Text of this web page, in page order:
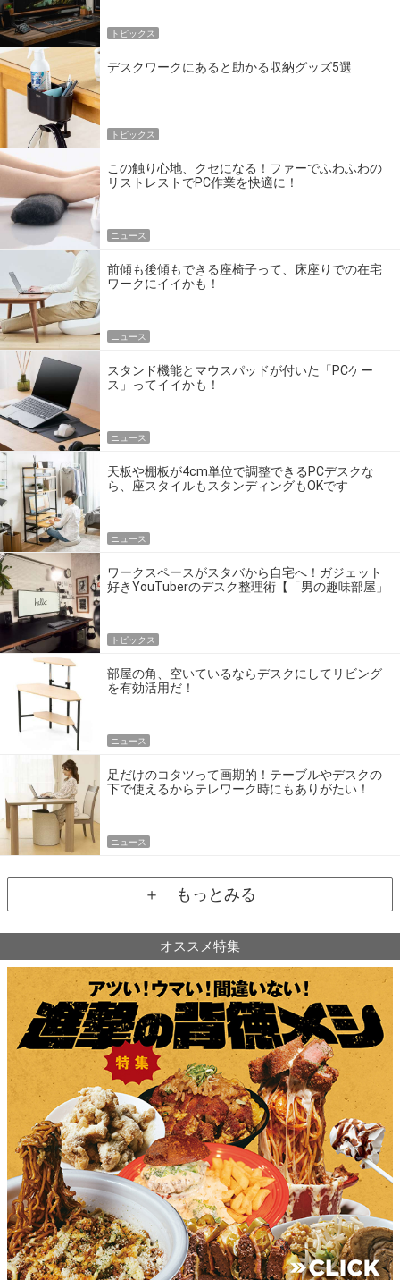
トピックス
デスクワークにあると助かる収納グッズ5選
トピックス
この触り心地、クセになる！ファーでふわふわの
リストレストでPC作業を快適に！
ニュース
前傾も後傾もできる座椅子って、床座りでの在宅
ワークにイイかも！
ニュース
スタンド機能とマウスパッドが付いた「PCケー
ス」ってイイかも！
ニュース
天板や棚板が4cm単位で調整できるPCデスクな
ら、座スタイルもスタンディングもOKです
ニュース
ワークスペースがスタバから自宅へ！ガジェット
好きYouTuberのデスク整理術【「男の趣味部屋」
トピックス
部屋の角、空いているならデスクにしてリビング
を有効活用だ！
ニュース
足だけのコタツって画期的！テーブルやデスクの
下で使えるからテレワーク時にもありがたい！
ニュース
＋ もっとみる
オススメ特集